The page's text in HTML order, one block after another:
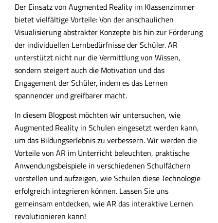
Der Einsatz von Augmented Reality im Klassenzimmer
bietet vielfältige Vorteile: Von der anschaulichen
Visualisierung abstrakter Konzepte bis hin zur Förderung
der individuellen Lernbedürfnisse der Schüler. AR
unterstützt nicht nur die Vermittlung von Wissen,
sondern steigert auch die Motivation und das
Engagement der Schüler, indem es das Lernen
spannender und greifbarer macht.
In diesem Blogpost möchten wir untersuchen, wie
Augmented Reality in Schulen eingesetzt werden kann,
um das Bildungserlebnis zu verbessern. Wir werden die
Vorteile von AR im Unterricht beleuchten, praktische
Anwendungsbeispiele in verschiedenen Schulfächern
vorstellen und aufzeigen, wie Schulen diese Technologie
erfolgreich integrieren können. Lassen Sie uns
gemeinsam entdecken, wie AR das interaktive Lernen
revolutionieren kann!